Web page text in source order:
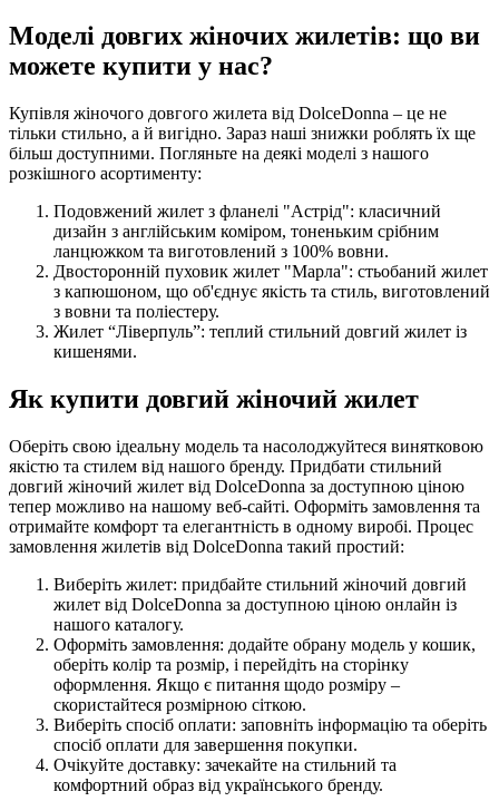
Моделі довгих жіночих жилетів: що ви
можете купити у нас?
Купівля жіночого довгого жилета від DolceDonna – це не
тільки стильно, а й вигідно. Зараз наші знижки роблять їх ще
більш доступними. Погляньте на деякі моделі з нашого
розкішного асортименту:
Подовжений жилет з фланелі "Астрід": класичний
дизайн з англійським коміром, тоненьким срібним
ланцюжком та виготовлений з 100% вовни.
Двосторонній пуховик жилет "Марла": стьобаний жилет
з капюшоном, що об'єднує якість та стиль, виготовлений
з вовни та поліестеру.
Жилет “Ліверпуль”: теплий стильний довгий жилет із
кишенями.
Як купити довгий жіночий жилет
Оберіть свою ідеальну модель та насолоджуйтеся винятковою
якістю та стилем від нашого бренду. Придбати стильний
довгий жіночий жилет від DolceDonna за доступною ціною
тепер можливо на нашому веб-сайті. Оформіть замовлення та
отримайте комфорт та елегантність в одному виробі. Процес
замовлення жилетів від DolceDonna такий простий:
Виберіть жилет: придбайте стильний жіночий довгий
жилет від DolceDonna за доступною ціною онлайн із
нашого каталогу.
Оформіть замовлення: додайте обрану модель у кошик,
оберіть колір та розмір, і перейдіть на сторінку
оформлення. Якщо є питання щодо розміру –
скористайтеся розмірною сіткою.
Виберіть спосіб оплати: заповніть інформацію та оберіть
спосіб оплати для завершення покупки.
Очікуйте доставку: зачекайте на стильний та
комфортний образ від українського бренду.